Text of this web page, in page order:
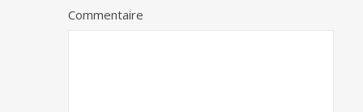
Commentaire